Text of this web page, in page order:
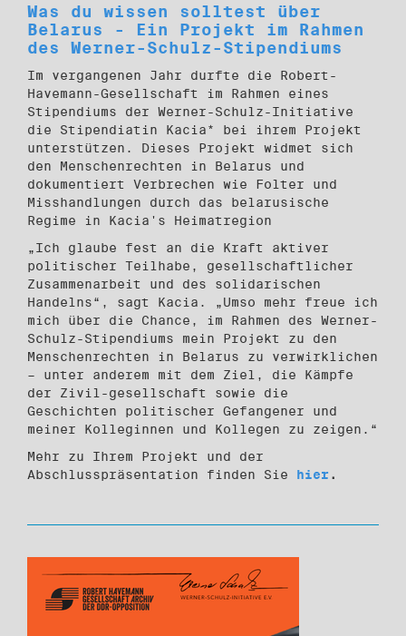
Was du wissen solltest über
Belarus - Ein Projekt im Rahmen
des Werner-Schulz-Stipendiums
Im vergangenen Jahr durfte die Robert-
Havemann-Gesellschaft im Rahmen eines
Stipendiums der Werner-Schulz-Initiative
die Stipendiatin Kacia* bei ihrem Projekt
unterstützen. Dieses Projekt widmet sich
den Menschenrechten in Belarus und
dokumentiert Verbrechen wie Folter und
Misshandlungen durch das belarusische
Regime in Kacia's Heimatregion
„Ich glaube fest an die Kraft aktiver
politischer Teilhabe, gesellschaftlicher
Zusammenarbeit und des solidarischen
Handelns“, sagt Kacia. „Umso mehr freue ich
mich über die Chance, im Rahmen des Werner-
Schulz-Stipendiums mein Projekt zu den
Menschenrechten in Belarus zu verwirklichen
– unter anderem mit dem Ziel, die Kämpfe
der Zivil-gesellschaft sowie die
Geschichten politischer Gefangener und
meiner Kolleginnen und Kollegen zu zeigen.“
Mehr zu Ihrem Projekt und der
Abschlusspräsentation finden Sie hier.